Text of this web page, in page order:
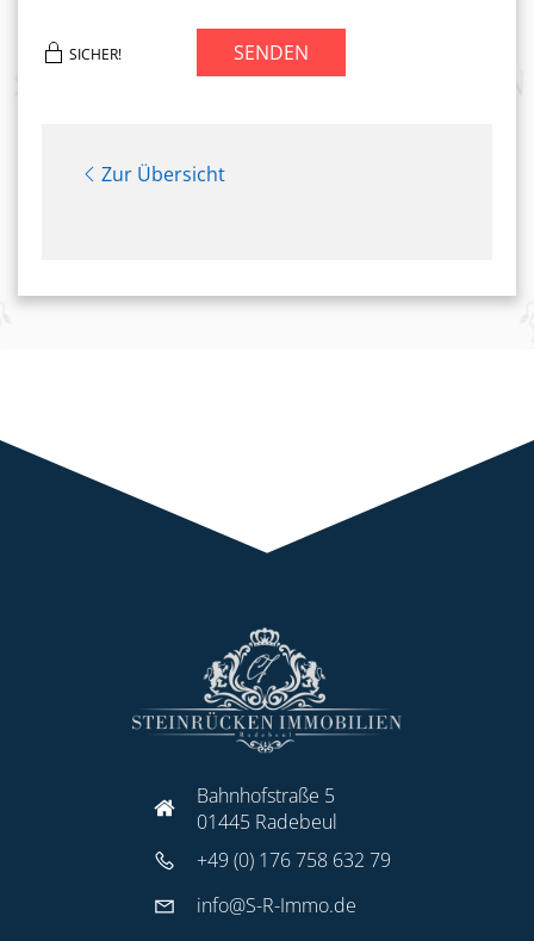
SICHER! SENDEN
Zur Übersicht
Bahnhofstraße 5
01445 Radebeul
+49 (0) 176 758 632 79
info@S-R-Immo.de